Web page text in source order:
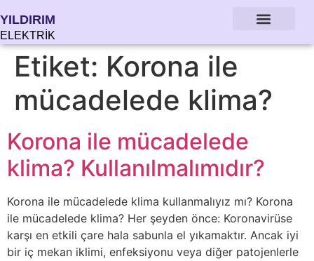
YILDIRIM
ELEKTRİK
Etiket: Korona ile
mücadelede klima?
Korona ile mücadelede
klima? Kullanılmalımıdır?
Korona ile mücadelede klima kullanmalıyız mı? Korona
ile mücadelede klima? Her şeyden önce: Koronavirüse
karşı en etkili çare hala sabunla el yıkamaktır. Ancak iyi
bir iç mekan iklimi, enfeksiyonu veya diğer patojenlerle